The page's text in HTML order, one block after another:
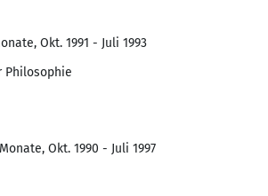
Okt. 1991 - Juli 1993
Philosophie
Okt. 1990 - Juli 1997